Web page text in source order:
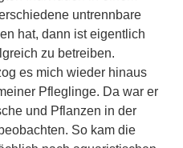
untrennbare
hat, dann ist eigentlich
zu betreiben.
es mich wieder hinaus
Pfleglinge. Da war er
und Pflanzen in der
So kam die